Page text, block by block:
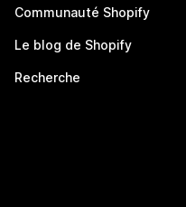
Communauté Shopify
Le blog de Shopify
Recherche